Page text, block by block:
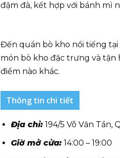
đậm đà, kết hợp với bánh mì
Đến quán bò kho nổi tiếng tại
món bò kho đặc trưng và
điểm nào khác.
Thông tin chi tiết
Địa chỉ: 194/5 Võ Văn Tần,
Giờ mở cửa: 14:00 – 19:00